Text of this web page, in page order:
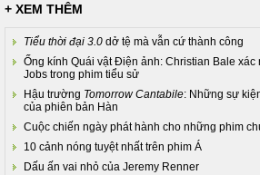
+ XEM THÊM
Tiểu thời đại 3.0 dở tệ mà vẫn cứ thành công
Ống kính Quái vật Điện ảnh: Christian Bale xác
Jobs trong phim tiểu sử
Hậu trường Tomorrow Cantabile: Những sự
của phiên bản Hàn
Cuộc chiến ngày phát hành cho những phim
10 cảnh nóng tuyệt nhất trên phim Á
Dấu ấn vai nhỏ của Jeremy Renner